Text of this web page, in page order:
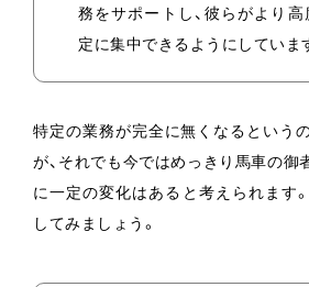
務をサポートし、彼らがより
定に集中できるようにしていま
特定の業務が完全に無くなるという
が、それでも今ではめっきり馬車の御
に一定の変化はあると考えられます
してみましょう。